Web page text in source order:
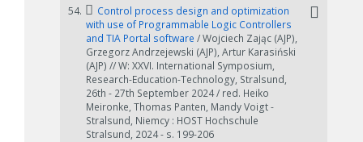
54.
Control process design and optimization
with use of Programmable Logic Controllers
and TIA Portal software / Wojciech Zając (AJP),
Grzegorz Andrzejewski (AJP), Artur Karasiński
(AJP) // W: XXVI. International Symposium,
Research-Education-Technology, Stralsund,
26th - 27th September 2024 / red. Heiko
Meironke, Thomas Panten, Mandy Voigt -
Stralsund, Niemcy : HOST Hochschule
Stralsund, 2024 - s. 199-206